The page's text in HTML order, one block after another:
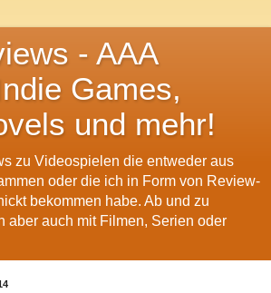
- AAA
Games,
und mehr!
zu Videospielen die entweder aus
oder die ich in Form von Review-
bekommen habe. Ab und zu
aber auch mit Filmen, Serien oder